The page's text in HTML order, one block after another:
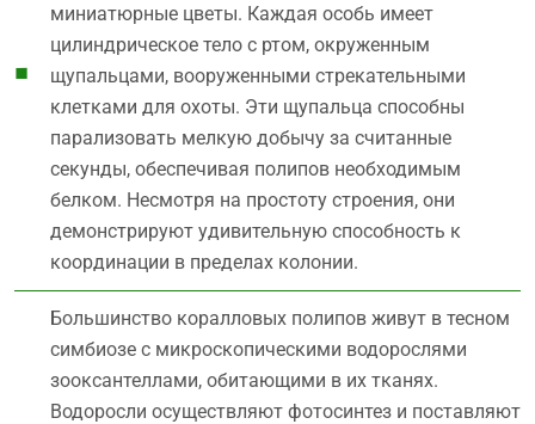
миниатюрные цветы. Каждая особь имеет
цилиндрическое тело с ртом, окруженным
щупальцами, вооруженными стрекательными
клетками для охоты. Эти щупальца способны
парализовать мелкую добычу за считанные
секунды, обеспечивая полипов необходимым
белком. Несмотря на простоту строения, они
демонстрируют удивительную способность к
координации в пределах колонии.
Большинство коралловых полипов живут в тесном
симбиозе с микроскопическими водорослями
зооксантеллами, обитающими в их тканях.
Водоросли осуществляют фотосинтез и поставляют